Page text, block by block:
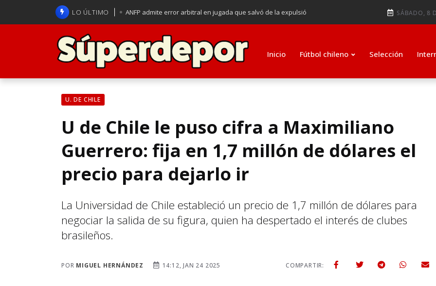
LO ÚLTIMO ANFP admite error arbitral en jugada que salvó de la expulsió
La U se aferra a la esperanza de clasificar a octavos de
Brasil anuncia a Carlo Ancelotti como su nuevo entrenador para
SÁBADO, 8
Inicio Fútbol chileno Selección
U. DE CHILE
U de Chile le puso cifra a Maximiliano
Guerrero: fija en 1,7 millón de dólares el
precio para dejarlo ir
La Universidad de Chile estableció un precio de 1,7 millón de dólares para
negociar la salida de su figura, quien ha despertado el interés de clubes
brasileños.
POR MIGUEL HERNÁNDEZ 14:12, JAN 24 2025 COMPARTIR: